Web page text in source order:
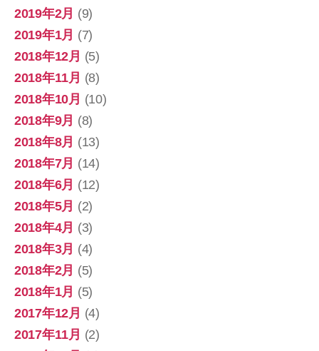
2019年2月 (9)
2019年1月 (7)
2018年12月 (5)
2018年11月 (8)
2018年10月 (10)
2018年9月 (8)
2018年8月 (13)
2018年7月 (14)
2018年6月 (12)
2018年5月 (2)
2018年4月 (3)
2018年3月 (4)
2018年2月 (5)
2018年1月 (5)
2017年12月 (4)
2017年11月 (2)